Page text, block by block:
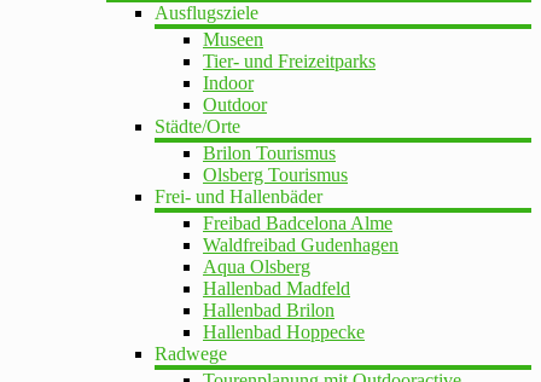
Ausflugsziele
Museen
Tier- und Freizeitparks
Indoor
Outdoor
Städte/Orte
Brilon Tourismus
Olsberg Tourismus
Frei- und Hallenbäder
Freibad Badcelona Alme
Waldfreibad Gudenhagen
Aqua Olsberg
Hallenbad Madfeld
Hallenbad Brilon
Hallenbad Hoppecke
Radwege